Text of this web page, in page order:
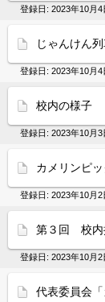
登録日: 2023年10月4
じゃんけん
登録日: 2023年10月4
校内の様子
登録日: 2023年10月3
カメリンピ
登録日: 2023年10月2
第３回 校内
登録日: 2023年10月2
代表委員会「